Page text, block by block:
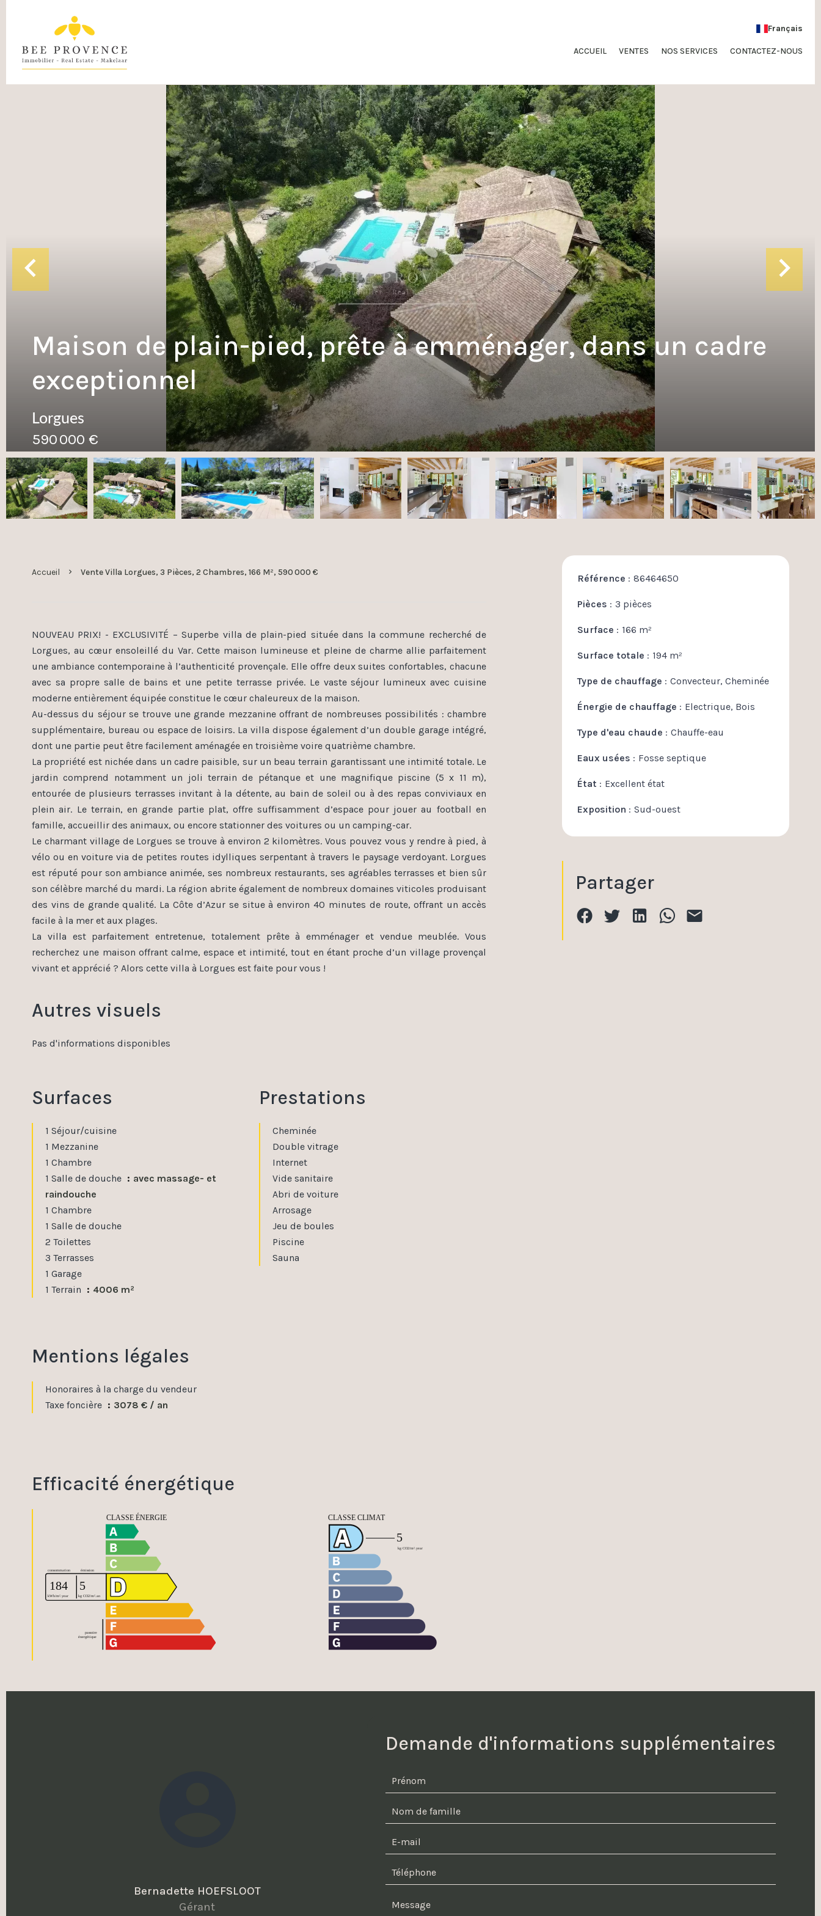
Français
ACCUEIL VENTES NOS SERVICES CONTACTEZ-NOUS
Maison de plain-pied, prête à emménager, dans un cadre
exceptionnel
Lorgues
590 000 €
Accueil Vente Villa Lorgues, 3 Pièces, 2 Chambres, 166 M², 590 000 €
NOUVEAU PRIX! - EXCLUSIVITÉ – Superbe villa de plain-pied située dans la commune recherché de
Lorgues, au cœur ensoleillé du Var. Cette maison lumineuse et pleine de charme allie parfaitement
une ambiance contemporaine à l’authenticité provençale. Elle offre deux suites confortables, chacune
avec sa propre salle de bains et une petite terrasse privée. Le vaste séjour lumineux avec cuisine
moderne entièrement équipée constitue le cœur chaleureux de la maison.
Au-dessus du séjour se trouve une grande mezzanine offrant de nombreuses possibilités : chambre
supplémentaire, bureau ou espace de loisirs. La villa dispose également d’un double garage intégré,
dont une partie peut être facilement aménagée en troisième voire quatrième chambre.
La propriété est nichée dans un cadre paisible, sur un beau terrain garantissant une intimité totale. Le
jardin comprend notamment un joli terrain de pétanque et une magnifique piscine (5 x 11 m),
entourée de plusieurs terrasses invitant à la détente, au bain de soleil ou à des repas conviviaux en
plein air. Le terrain, en grande partie plat, offre suffisamment d’espace pour jouer au football en
famille, accueillir des animaux, ou encore stationner des voitures ou un camping-car.
Le charmant village de Lorgues se trouve à environ 2 kilomètres. Vous pouvez vous y rendre à pied, à
vélo ou en voiture via de petites routes idylliques serpentant à travers le paysage verdoyant. Lorgues
est réputé pour son ambiance animée, ses nombreux restaurants, ses agréables terrasses et bien sûr
son célèbre marché du mardi. La région abrite également de nombreux domaines viticoles produisant
des vins de grande qualité. La Côte d’Azur se situe à environ 40 minutes de route, offrant un accès
facile à la mer et aux plages.
La villa est parfaitement entretenue, totalement prête à emménager et vendue meublée. Vous
recherchez une maison offrant calme, espace et intimité, tout en étant proche d’un village provençal
vivant et apprécié ? Alors cette villa à Lorgues est faite pour vous !
Autres visuels
Pas d'informations disponibles
Surfaces
1 Séjour/cuisine
1 Mezzanine
1 Chambre
1 Salle de douche
avec massage- et
raindouche
1 Chambre
1 Salle de douche
2 Toilettes
3 Terrasses
1 Garage
1 Terrain
4006 m²
Prestations
Cheminée
Double vitrage
Internet
Vide sanitaire
Abri de voiture
Arrosage
Jeu de boules
Piscine
Sauna
Mentions légales
Honoraires à la charge du vendeur
Taxe foncière
3078 € / an
Efficacité énergétique
Référence 86464650
Pièces 3 pièces
Surface 166 m²
Surface totale 194 m²
Type de chauffage Convecteur, Cheminée
Énergie de chauffage Electrique, Bois
Type d'eau chaude Chauffe-eau
Eaux usées Fosse septique
État Excellent état
Exposition Sud-ouest
Partager
Bernadette HOEFSLOOT
Gérant
Demande d'informations supplémentaires